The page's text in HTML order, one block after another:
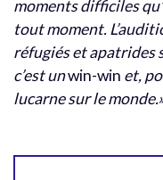
moments difficiles
tout moment.
réfugiés et apatrides
c’est unwin-win et,
lucarne sur le